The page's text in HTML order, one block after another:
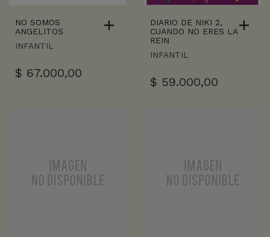
NO SOMOS
ANGELITOS
INFANTIL
$ 67.000,00
DIARIO DE NIKI 2,
CUANDO NO ERES LA
REIN
INFANTIL
$ 59.000,00